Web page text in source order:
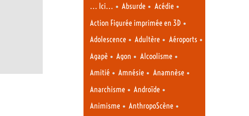
... Ici... • Absurde • Acédie •
Action Figurée imprimée en 3D •
Adolescence • Adultère • Aéroports•
Agapè • Agon • Alcoolisme •
Amitié • Amnésie • Anamnèse •
Anarchisme • Androïde •
Animisme • AnthropoScène •